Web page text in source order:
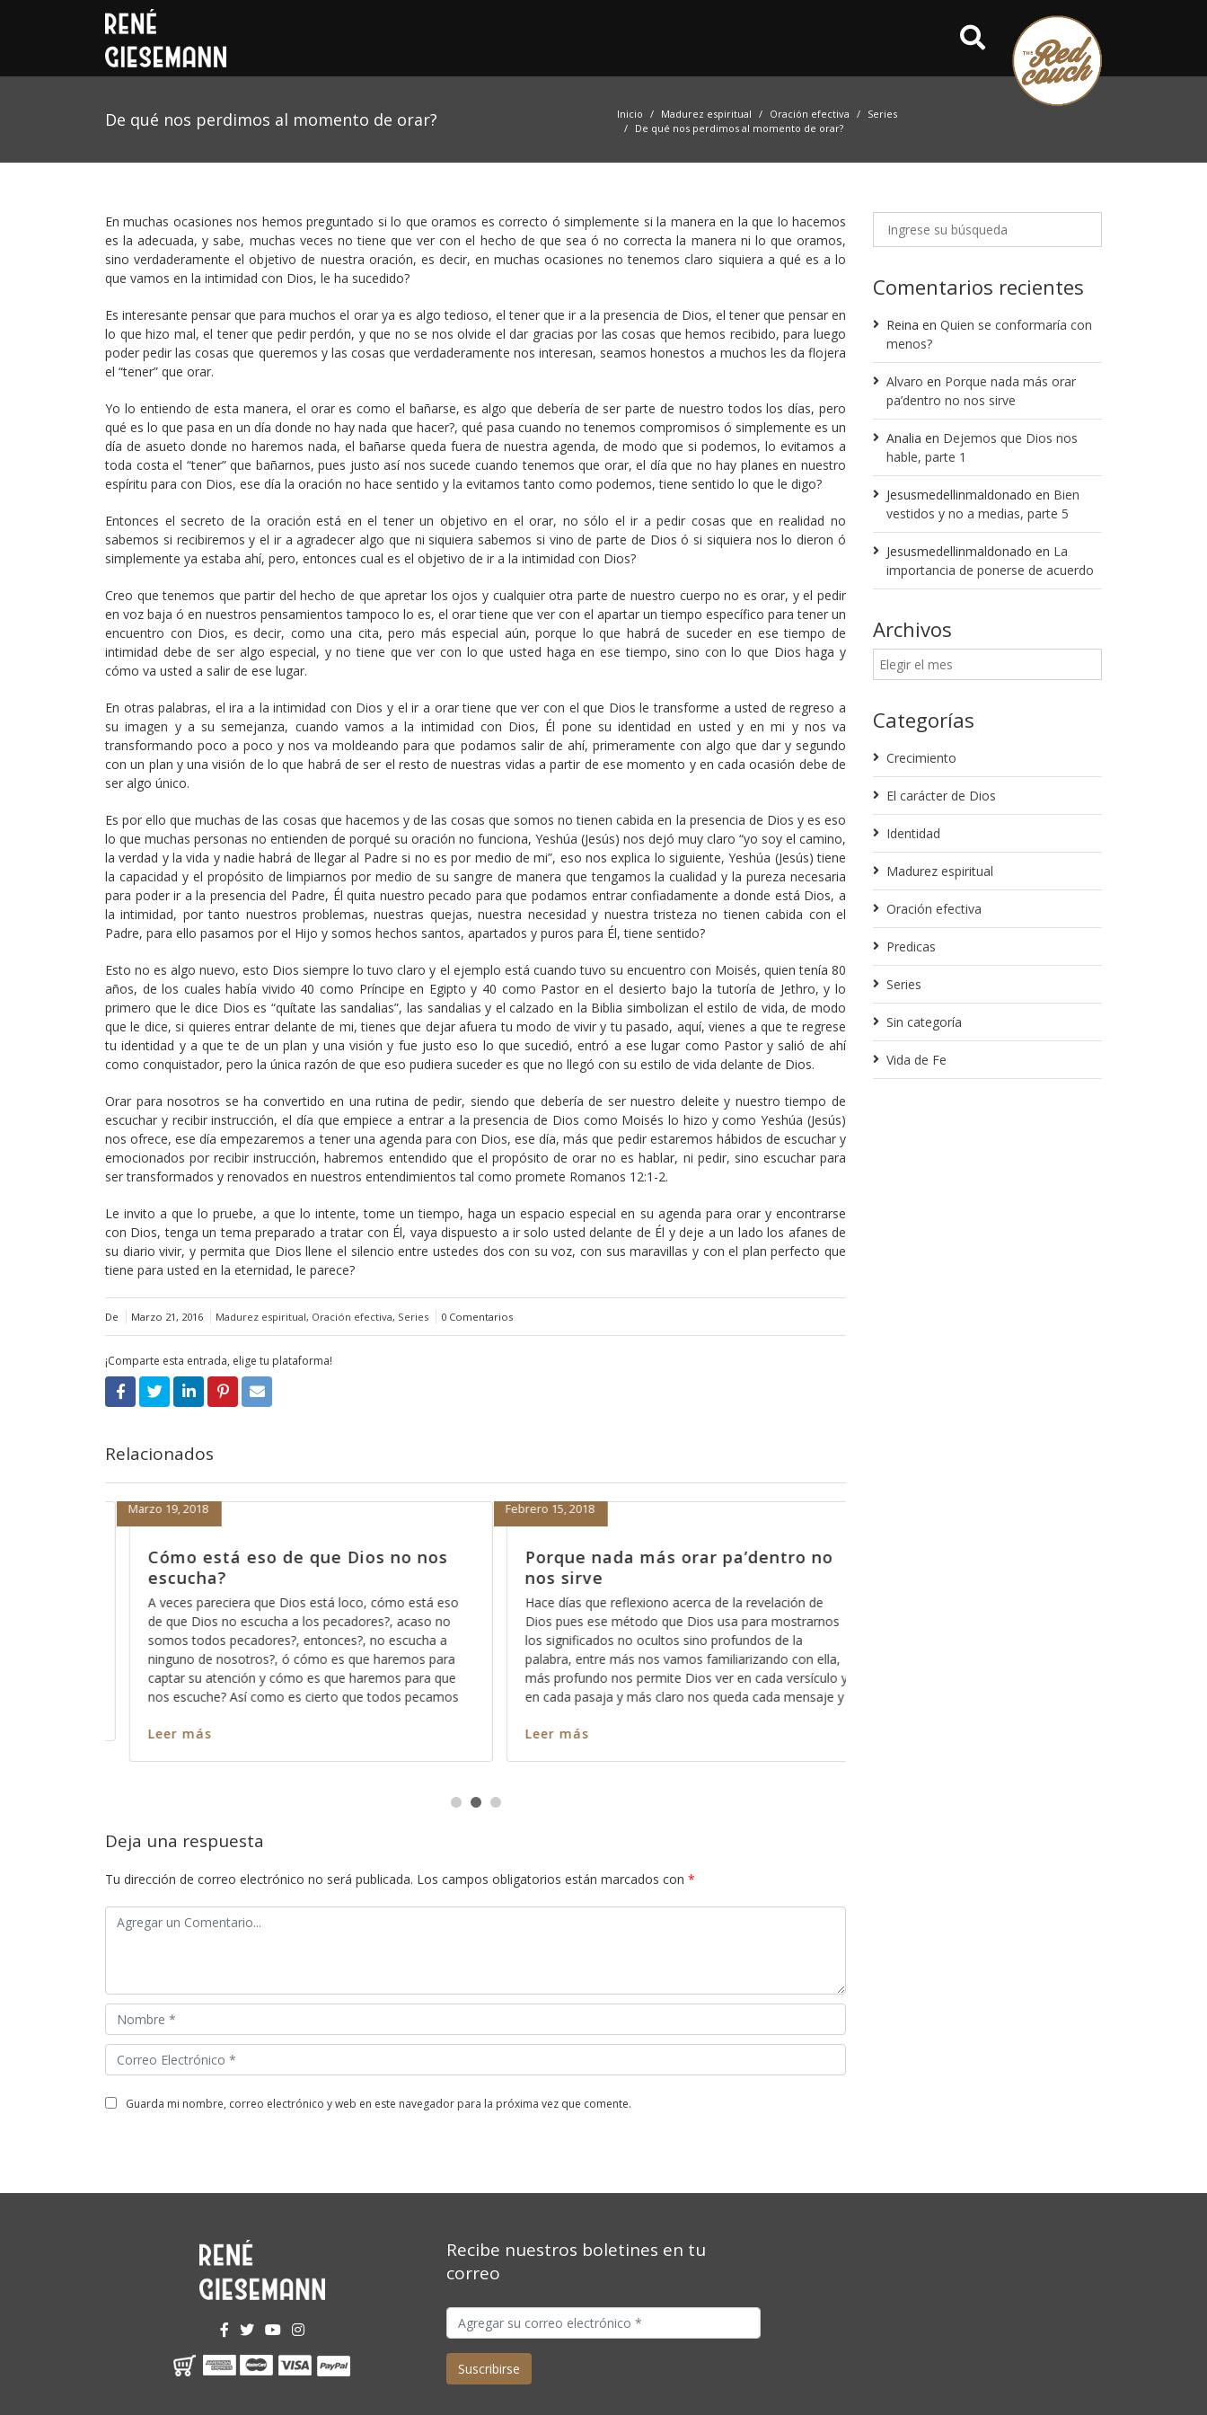
De qué nos perdimos al momento de orar? Inicio Madurez espiritual Oración efectiva
Series
De qué nos perdimos al momento de orar?
En muchas ocasiones nos hemos preguntado si lo que oramos es correcto ó simplemente si la manera en la que lo hacemos
es la adecuada, y sabe, muchas veces no tiene que ver con el hecho de que sea ó no correcta la manera ni lo que oramos,
sino verdaderamente el objetivo de nuestra oración, es decir, en muchas ocasiones no tenemos claro siquiera a qué es a lo
que vamos en la intimidad con Dios, le ha sucedido?
Es interesante pensar que para muchos el orar ya es algo tedioso, el tener que ir a la presencia de Dios, el tener que pensar en
lo que hizo mal, el tener que pedir perdón, y que no se nos olvide el dar gracias por las cosas que hemos recibido, para luego
poder pedir las cosas que queremos y las cosas que verdaderamente nos interesan, seamos honestos a muchos les da flojera
el “tener” que orar.
Yo lo entiendo de esta manera, el orar es como el bañarse, es algo que debería de ser parte de nuestro todos los días, pero
qué es lo que pasa en un día donde no hay nada que hacer?, qué pasa cuando no tenemos compromisos ó simplemente es un
día de asueto donde no haremos nada, el bañarse queda fuera de nuestra agenda, de modo que si podemos, lo evitamos a
toda costa el “tener” que bañarnos, pues justo así nos sucede cuando tenemos que orar, el día que no hay planes en nuestro
espíritu para con Dios, ese día la oración no hace sentido y la evitamos tanto como podemos, tiene sentido lo que le digo?
Entonces el secreto de la oración está en el tener un objetivo en el orar, no sólo el ir a pedir cosas que en realidad no
sabemos si recibiremos y el ir a agradecer algo que ni siquiera sabemos si vino de parte de Dios ó si siquiera nos lo dieron ó
simplemente ya estaba ahí, pero, entonces cual es el objetivo de ir a la intimidad con Dios?
Creo que tenemos que partir del hecho de que apretar los ojos y cualquier otra parte de nuestro cuerpo no es orar, y el pedir
en voz baja ó en nuestros pensamientos tampoco lo es, el orar tiene que ver con el apartar un tiempo específico para tener un
encuentro con Dios, es decir, como una cita, pero más especial aún, porque lo que habrá de suceder en ese tiempo de
intimidad debe de ser algo especial, y no tiene que ver con lo que usted haga en ese tiempo, sino con lo que Dios haga y
cómo va usted a salir de ese lugar.
En otras palabras, el ira a la intimidad con Dios y el ir a orar tiene que ver con el que Dios le transforme a usted de regreso a
su imagen y a su semejanza, cuando vamos a la intimidad con Dios, Él pone su identidad en usted y en mi y nos va
transformando poco a poco y nos va moldeando para que podamos salir de ahí, primeramente con algo que dar y segundo
con un plan y una visión de lo que habrá de ser el resto de nuestras vidas a partir de ese momento y en cada ocasión debe de
ser algo único.
Es por ello que muchas de las cosas que hacemos y de las cosas que somos no tienen cabida en la presencia de Dios y es eso
lo que muchas personas no entienden de porqué su oración no funciona, Yeshúa (Jesús) nos dejó muy claro “yo soy el camino,
la verdad y la vida y nadie habrá de llegar al Padre si no es por medio de mi”, eso nos explica lo siguiente, Yeshúa (Jesús) tiene
la capacidad y el propósito de limpiarnos por medio de su sangre de manera que tengamos la cualidad y la pureza necesaria
para poder ir a la presencia del Padre, Él quita nuestro pecado para que podamos entrar confiadamente a donde está Dios, a
la intimidad, por tanto nuestros problemas, nuestras quejas, nuestra necesidad y nuestra tristeza no tienen cabida con el
Padre, para ello pasamos por el Hijo y somos hechos santos, apartados y puros para Él, tiene sentido?
Esto no es algo nuevo, esto Dios siempre lo tuvo claro y el ejemplo está cuando tuvo su encuentro con Moisés, quien tenía 80
años, de los cuales había vivido 40 como Príncipe en Egipto y 40 como Pastor en el desierto bajo la tutoría de Jethro, y lo
primero que le dice Dios es “quítate las sandalias”, las sandalias y el calzado en la Biblia simbolizan el estilo de vida, de modo
que le dice, si quieres entrar delante de mi, tienes que dejar afuera tu modo de vivir y tu pasado, aquí, vienes a que te regrese
tu identidad y a que te de un plan y una visión y fue justo eso lo que sucedió, entró a ese lugar como Pastor y salió de ahí
como conquistador, pero la única razón de que eso pudiera suceder es que no llegó con su estilo de vida delante de Dios.
Orar para nosotros se ha convertido en una rutina de pedir, siendo que debería de ser nuestro deleite y nuestro tiempo de
escuchar y recibir instrucción, el día que empiece a entrar a la presencia de Dios como Moisés lo hizo y como Yeshúa (Jesús)
nos ofrece, ese día empezaremos a tener una agenda para con Dios, ese día, más que pedir estaremos hábidos de escuchar y
emocionados por recibir instrucción, habremos entendido que el propósito de orar no es hablar, ni pedir, sino escuchar para
ser transformados y renovados en nuestros entendimientos tal como promete Romanos 12:1-2.
Le invito a que lo pruebe, a que lo intente, tome un tiempo, haga un espacio especial en su agenda para orar y encontrarse
con Dios, tenga un tema preparado a tratar con Él, vaya dispuesto a ir solo usted delante de Él y deje a un lado los afanes de
su diario vivir, y permita que Dios llene el silencio entre ustedes dos con su voz, con sus maravillas y con el plan perfecto que
tiene para usted en la eternidad, le parece?
De Marzo 21, 2016 Madurez espiritual, Oración efectiva, Series 0 Comentarios
¡Comparte esta entrada, elige tu plataforma!
Relacionados
Porque nada más orar pa’dentro no
nos sirve
Febrero 15, 2018
Hace días que reflexiono acerca de la revelación de
Dios pues ese método que Dios usa para mostrarnos
los significados no ocultos sino profundos de la
palabra, entre más nos vamos familiarizando con ella,
más profundo nos permite Dios ver en cada versículo y
en cada pasaja y más claro nos queda cada mensaje y
Leer más
El camino hacia ser el “favorito” de
Dios
Enero 29, 2018
Muchas personas tienen la errónea idea de que el hacer
cosas “buenas” harán que Dios menos dé cosas ó bien
que haga cosas por nosotros, como si tuviésemos que
estar comprando la aprobación de Dios todo el tiempo
y que si no hacemos de esta manera, corremos incluso
el riesgo de que Dios nos castigue,
Leer más
Deja una respuesta
Tu dirección de correo electrónico no será publicada. Los campos obligatorios están marcados con *
guarda mi nombre, correo electrónico y web en este navegador para la próxima vez que comente.
Comentarios recientes
Reina en Quien se conformaría con
menos?
Alvaro en Porque nada más orar
pa’dentro no nos sirve
Analia en Dejemos que Dios nos
hable, parte 1
Jesusmedellinmaldonado en Bien
vestidos y no a medias, parte 5
Jesusmedellinmaldonado en La
importancia de ponerse de acuerdo
Archivos
Categorías
Crecimiento
El carácter de Dios
Identidad
Madurez espiritual
Oración efectiva
Predicas
Series
Sin categoría
Vida de Fe
Recibe nuestros boletines en tu
correo